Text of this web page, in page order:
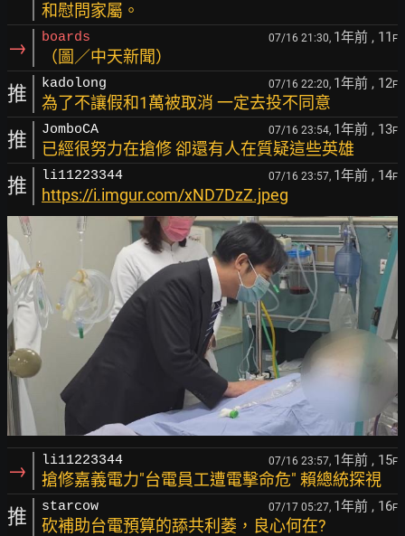
和慰問家屬。
→ boards 07/16 21:30, 1年前 , 11 F
（圖／中天新聞）
推 kadolong 07/16 22:20, 1年前 , 12F
為了不讓假和1萬被取消 一定去投不同意
推 JomboCA 07/16 23:54, 1年前 , 13F
已經很努力在搶修 卻還有人在質疑這些英雄
推 li11223344 07/16 23:57, 1年前 , 14F
https://i.imgur.com/xND7DzZ.jpeg
→ li11223344 07/16 23:57, 1年前 , 15F
搶修嘉義電力"台電員工遭電擊命危" 賴總統探視
推 starcow 07/17 05:27, 1年前 , 16F
砍補助台電預算的舔共利萎，良心何在?